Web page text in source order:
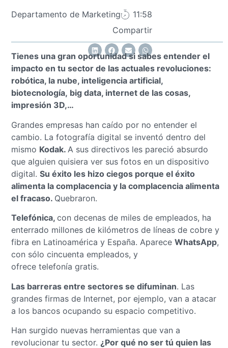
Departamento de Marketing
11:58
Compartir
Tienes una gran oportunidad si sabes entender el
impacto en tu sector de las actuales revoluciones:
robótica, la nube, inteligencia artificial,
biotecnología, big data, internet de las cosas,
impresión 3D,…
Grandes empresas han caído por no entender el
cambio. La fotografía digital se inventó dentro del
mismo Kodak. A sus directivos les pareció absurdo
que alguien quisiera ver sus fotos en un dispositivo
digital. Su éxito les hizo ciegos porque el éxito
alimenta la complacencia y la complacencia alimenta
el fracaso. Quebraron.
Telefónica, con decenas de miles de empleados, ha
enterrado millones de kilómetros de líneas de cobre y
fibra en Latinoamérica y España. Aparece WhatsApp,
con sólo cincuenta empleados, y
ofrece telefonía gratis.
Las barreras entre sectores se difuminan. Las
grandes firmas de Internet, por ejemplo, van a atacar
a los bancos ocupando su espacio competitivo.
Han surgido nuevas herramientas que van a
revolucionar tu sector. ¿Por qué no ser tú quien las